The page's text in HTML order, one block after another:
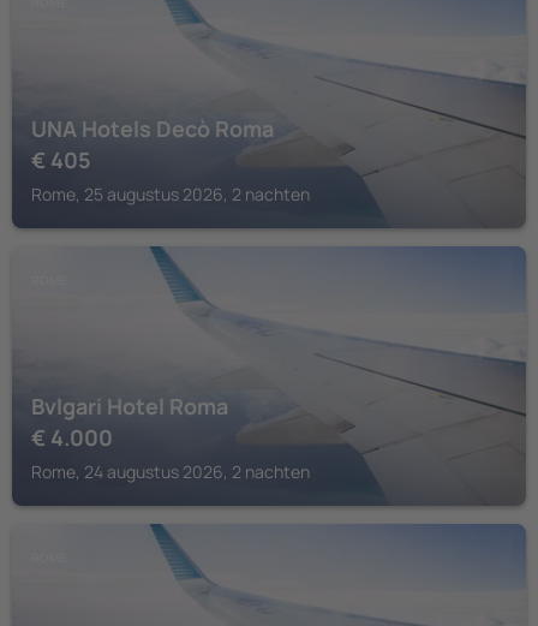
UNA Hotels Decò Roma
€ 405
Rome, 25 augustus 2026, 2 nachten
Bvlgari Hotel Roma
€ 4.000
Rome, 24 augustus 2026, 2 nachten